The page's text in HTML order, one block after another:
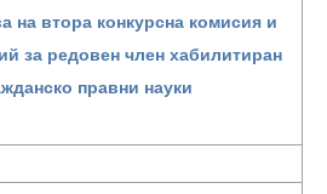
на втора конкурсна комисия и
за редовен член хабилитиран
правни науки